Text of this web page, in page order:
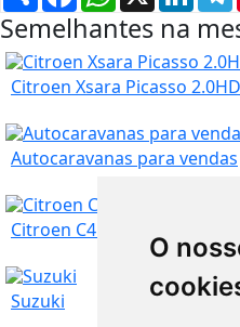
O
Semelhantes na
Citroen Xsara Picasso
Autocaravanas para vendas
Citroen C4 Grande Picasso
Suzuki